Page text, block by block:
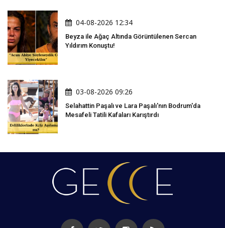
04-08-2026 12:34
Beyza ile Ağaç Altında Görüntülenen Sercan
Yıldırım Konuştu!
03-08-2026 09:26
Selahattin Paşalı ve Lara Paşalı'nın Bodrum'da
Mesafeli Tatili Kafaları Karıştırdı